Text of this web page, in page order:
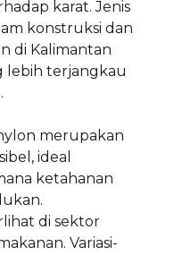
karat. Jenis
konstruksi dan
di Kalimantan
lebih terjangkau
merupakan
ideal
ketahanan
di sektor
Variasi-